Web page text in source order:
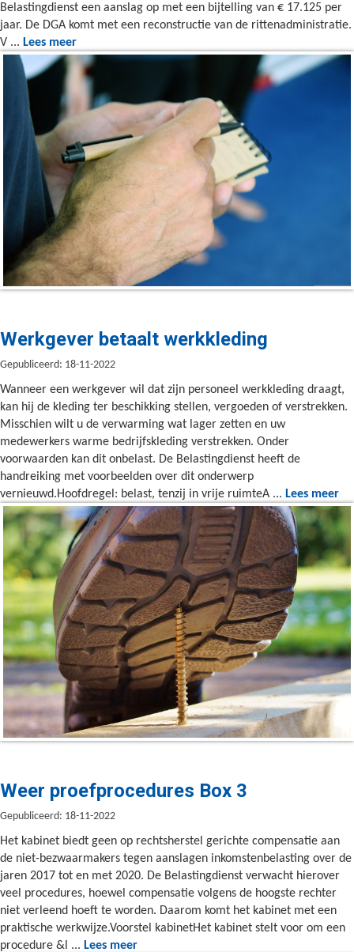
Belastingdienst een aanslag op met een bijtelling van € 17.125 per
jaar. De DGA komt met een reconstructie van de rittenadministratie.
V ... Lees meer
Werkgever betaalt werkkleding
Gepubliceerd: 18-11-2022
Wanneer een werkgever wil dat zijn personeel werkkleding draagt,
kan hij de kleding ter beschikking stellen, vergoeden of verstrekken.
Misschien wilt u de verwarming wat lager zetten en uw
medewerkers warme bedrijfskleding verstrekken. Onder
voorwaarden kan dit onbelast. De Belastingdienst heeft de
handreiking met voorbeelden over dit onderwerp
vernieuwd.Hoofdregel: belast, tenzij in vrije ruimteA ... Lees meer
Weer proefprocedures Box 3
Gepubliceerd: 18-11-2022
Het kabinet biedt geen op rechtsherstel gerichte compensatie aan
de niet-bezwaarmakers tegen aanslagen inkomstenbelasting over de
jaren 2017 tot en met 2020. De Belastingdienst verwacht hierover
veel procedures, hoewel compensatie volgens de hoogste rechter
niet verleend hoeft te worden. Daarom komt het kabinet met een
praktische werkwijze.Voorstel kabinetHet kabinet stelt voor om een
procedure &l ... Lees meer